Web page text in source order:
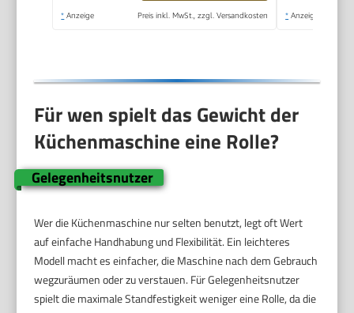
Arbeitsbehälter, 650
* Anzeige Preis inkl. MwSt., zzgl. Versandkosten * Anzeige
Für wen spielt das Gewicht der
Küchenmaschine eine Rolle?
Gelegenheitsnutzer
Wer die Küchenmaschine nur selten benutzt, legt oft Wert
auf einfache Handhabung und Flexibilität. Ein leichteres
Modell macht es einfacher, die Maschine nach dem Gebrauch
wegzuräumen oder zu verstauen. Für Gelegenheitsnutzer
spielt die maximale Standfestigkeit weniger eine Rolle, da die